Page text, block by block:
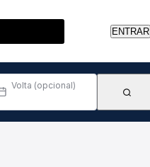
ENTRAR
Volta (opcional)